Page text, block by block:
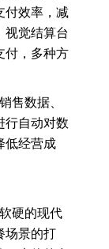
付效率，减
视觉结算台
付，多种方
售数据、
行自动对数
低经营成
硬的现代
场景的打